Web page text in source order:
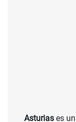
Asturias es